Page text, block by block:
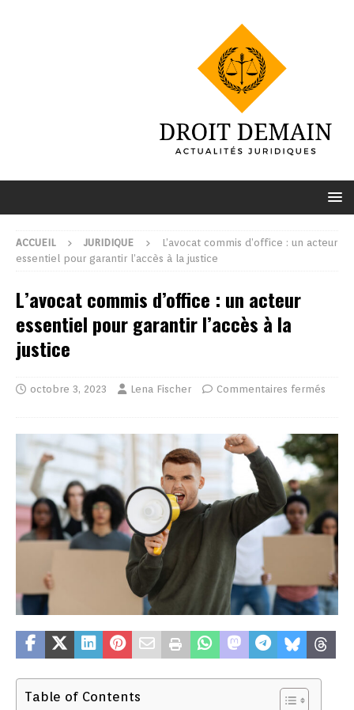
ACCUEIL JURIDIQUE
L’avocat commis d’office : un acteur
essentiel pour garantir l’accès à la justice
L’avocat commis d’office : un acteur
essentiel pour garantir l’accès à la
justice
octobre 3, 2023 Lena Fischer Commentaires fermés
Table of Contents